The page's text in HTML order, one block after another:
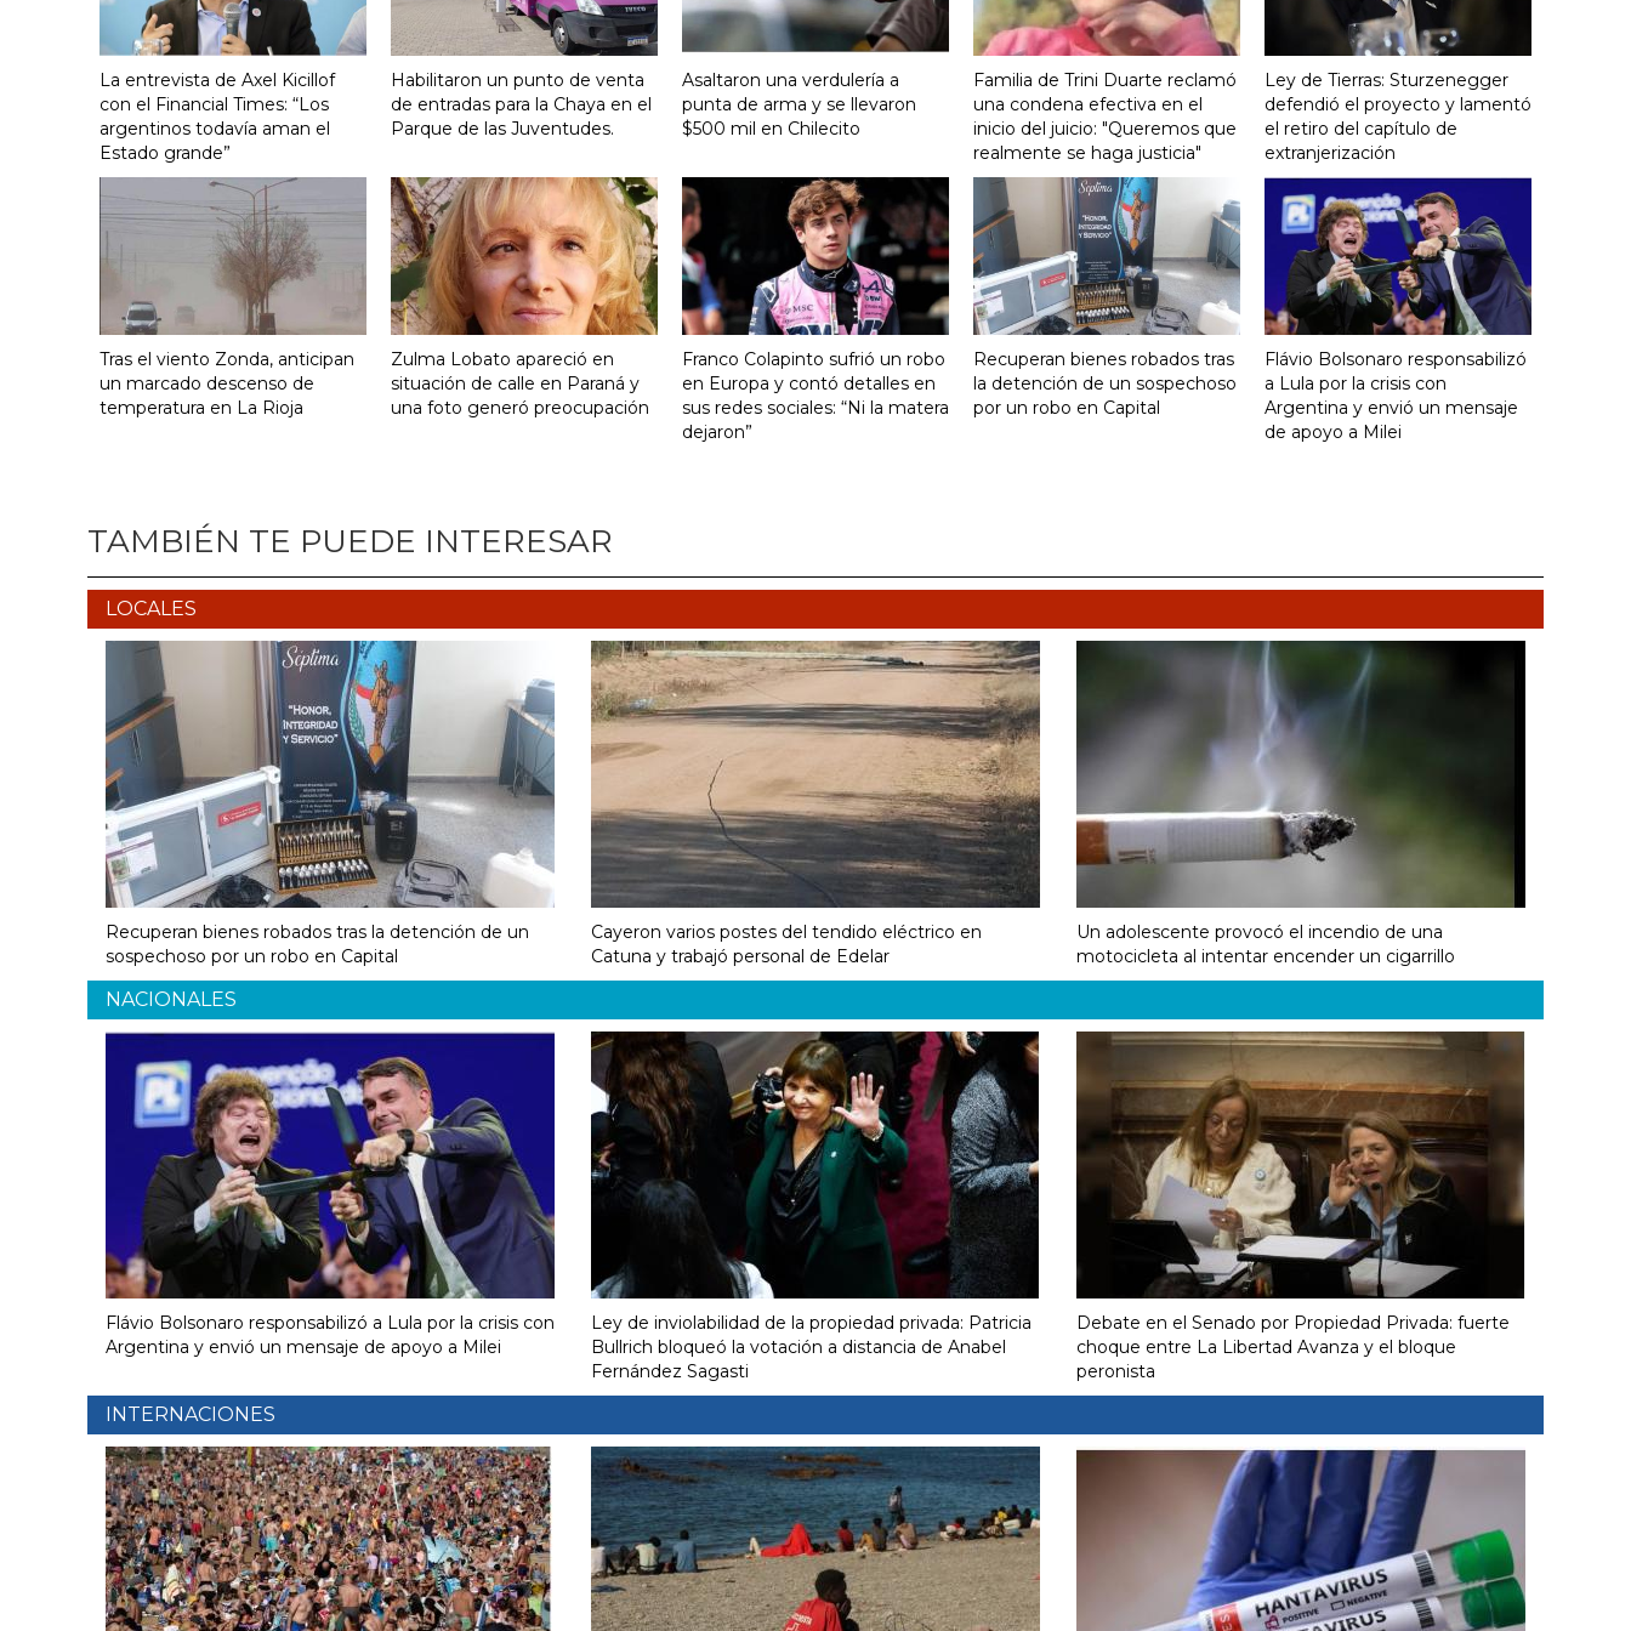
La entrevista de Axel Kicillof
con el Financial Times: “Los
argentinos todavía aman el
Estado grande”
Habilitaron un punto de venta
de entradas para la Chaya en el
Parque de las Juventudes.
Asaltaron una verdulería a
punta de arma y se llevaron
$500 mil en Chilecito
Familia de Trini Duarte reclamó
una condena efectiva en el
inicio del juicio: "Queremos que
realmente se haga justicia"
Ley de Tierras: Sturzenegger
defendió el proyecto y lamentó
el retiro del capítulo de
extranjerización
Tras el viento Zonda, anticipan
un marcado descenso de
temperatura en La Rioja
Zulma Lobato apareció en
situación de calle en Paraná y
una foto generó preocupación
Franco Colapinto sufrió un robo
en Europa y contó detalles en
sus redes sociales: “Ni la matera
dejaron”
Recuperan bienes robados tras
la detención de un sospechoso
por un robo en Capital
Flávio Bolsonaro responsabilizó
a Lula por la crisis con
Argentina y envió un mensaje
de apoyo a Milei
TAMBIÉN TE PUEDE INTERESAR
LOCALES
Recuperan bienes robados tras la detención de un
sospechoso por un robo en Capital
Cayeron varios postes del tendido eléctrico en
Catuna y trabajó personal de Edelar
Un adolescente provocó el incendio de una
motocicleta al intentar encender un cigarrillo
NACIONALES
Flávio Bolsonaro responsabilizó a Lula por la crisis con
Argentina y envió un mensaje de apoyo a Milei
Ley de inviolabilidad de la propiedad privada: Patricia
Bullrich bloqueó la votación a distancia de Anabel
Fernández Sagasti
Debate en el Senado por Propiedad Privada: fuerte
choque entre La Libertad Avanza y el bloque
peronista
INTERNACIONES